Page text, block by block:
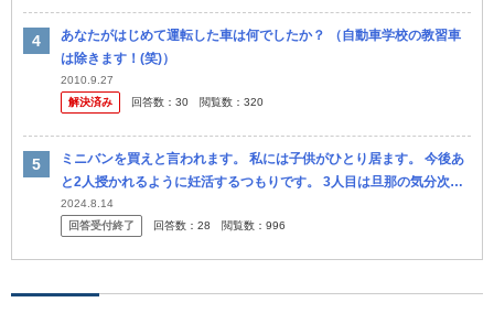
あなたがはじめて運転した車は何でしたか？ （自動車学校の教習車
は除きます！(笑)）
2010.9.27
解決済み
回答数： 30 閲覧数： 320
ミニバンを買えと言われます。 私には子供がひとり居ます。 今後あ
と2人授かれるように妊活するつもりです。 3人目は旦那の気分次第
ですが、私は絶対に欲しいので一応その予定です。 元々タンドラに
乗り...
2024.8.14
回答受付終了
回答数： 28 閲覧数： 996